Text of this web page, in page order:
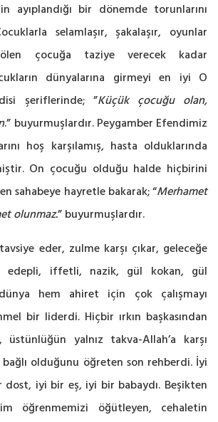
ayıplandığı bir dönemde torunlarını
selamlaşır, şakalaşır, oyunlar
çocuğa taziye verecek kadar
dünyalarına girmeyi en iyi O
şeriflerinde; ”Küçük çocuğu olan,
.” buyurmuşlardır. Peygamber Efendimiz
hoş karşılamış, hasta olduklarında
On çocuğu olduğu halde hiçbirini
sahabeye hayretle bakarak; “Merhamet
olunmaz.” buyurmuşlardır.
eder, zulme karşı çıkar, geleceğe
edepli, iffetli, nazik, gül kokan, gül
hem ahiret için çok çalışmayı
bir liderdi. Hiçbir ırkın başkasından
üstünlüğün yalnız takva-Allah’a karşı
bağlı olduğunu öğreten son rehberdi. İyi
iyi bir eş, iyi bir babaydı. Beşikten
öğrenmemizi öğütleyen, cehaletin